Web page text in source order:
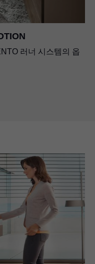
러너 시스템의 옵